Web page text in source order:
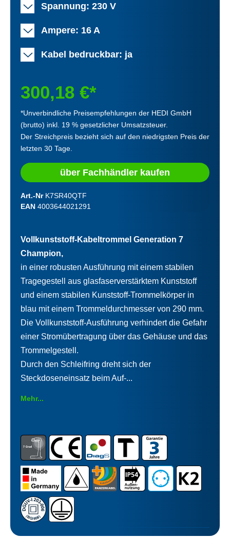
Spannung: 230 V
Ampere: 16 A
Kabel bedruckbar: ja
300,18 €*
*Unverbindliche Preisempfehlungen der HEDI GmbH
(brutto) inkl. 19 % gesetzlicher Umsatzsteuer.
Der Streichpreis bezieht sich auf den niedrigsten Preis der
letzten 30 Tage.
über Fachhändler kaufen
Art.-Nr K7SR40QTF
EAN 4003644021291
Vollkunststoff-Kabeltrommel Generation 7
Champion,
in einer robusten Ausführung mit einem stabilen
Tragegestell aus glasfaserverstärktem Kunststoff
und einem stabilen Kunststoff-Trommelkörper in
blau mit einem Trommeldurchmesser von 290 mm.
Die Vollkunststoff-Ausführung verhindert die Gefahr
einer Stromübertragung über das Gehäuse und das
Trommelgestell.
Durch den Schleifring dreht sich der
Steckdoseneinsatz beim Auf-...
Mehr...